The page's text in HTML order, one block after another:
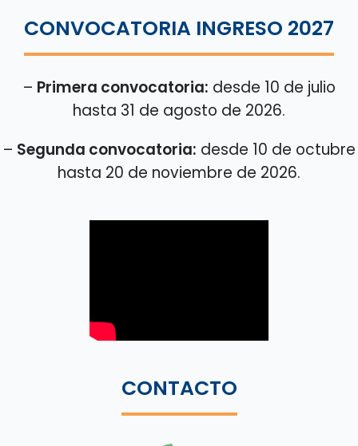
CONVOCATORIA INGRESO 2027
– Primera convocatoria: desde 10 de julio
hasta 31 de agosto de 2026.
– Segunda convocatoria: desde 10 de octubre
hasta 20 de noviembre de 2026.
CONTACTO